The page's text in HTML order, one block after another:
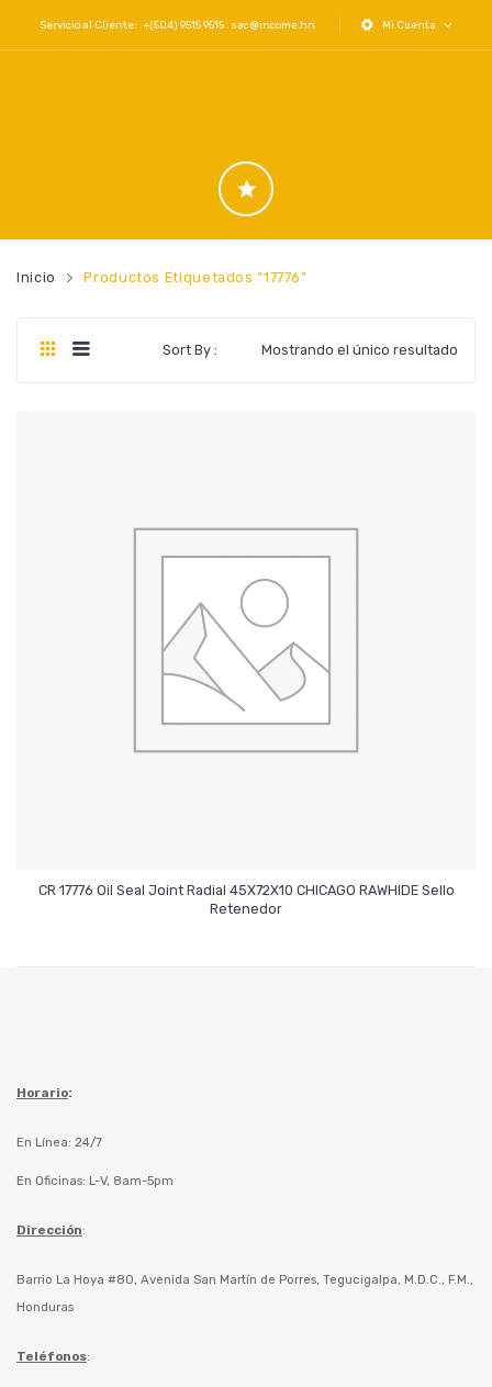
Servicio al Cliente: +(504) 9515 9515 sac@income.hn Mi Cuenta
Inicio Productos Etiquetados “17776”
Mostrando el único resultado
Sort By :
CR 17776 Oil Seal Joint Radial 45X72X10 CHICAGO RAWHIDE Sello
Retenedor
Leer Más
Horario:
En Línea: 24/7
En Oficinas: L-V, 8am-5pm
Dirección:
Barrio La Hoya #80, Avenida San Martín de Porres, Tegucigalpa, M.D.C., F.M.,
Honduras
Teléfonos: